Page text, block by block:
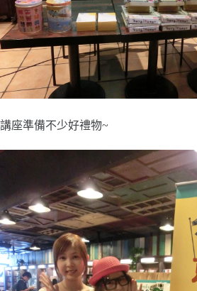
講座準備不少好禮物~